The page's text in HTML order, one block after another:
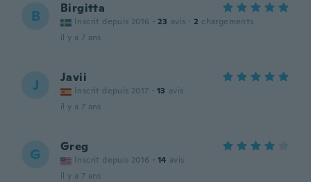
B Birgitta
Inscrit depuis 2016 · 23 avis · 2 chargements
il y a 7 ans
J Javii
Inscrit depuis 2017 · 13 avis
il y a 7 ans
G Greg
Inscrit depuis 2016 · 14 avis
il y a 7 ans